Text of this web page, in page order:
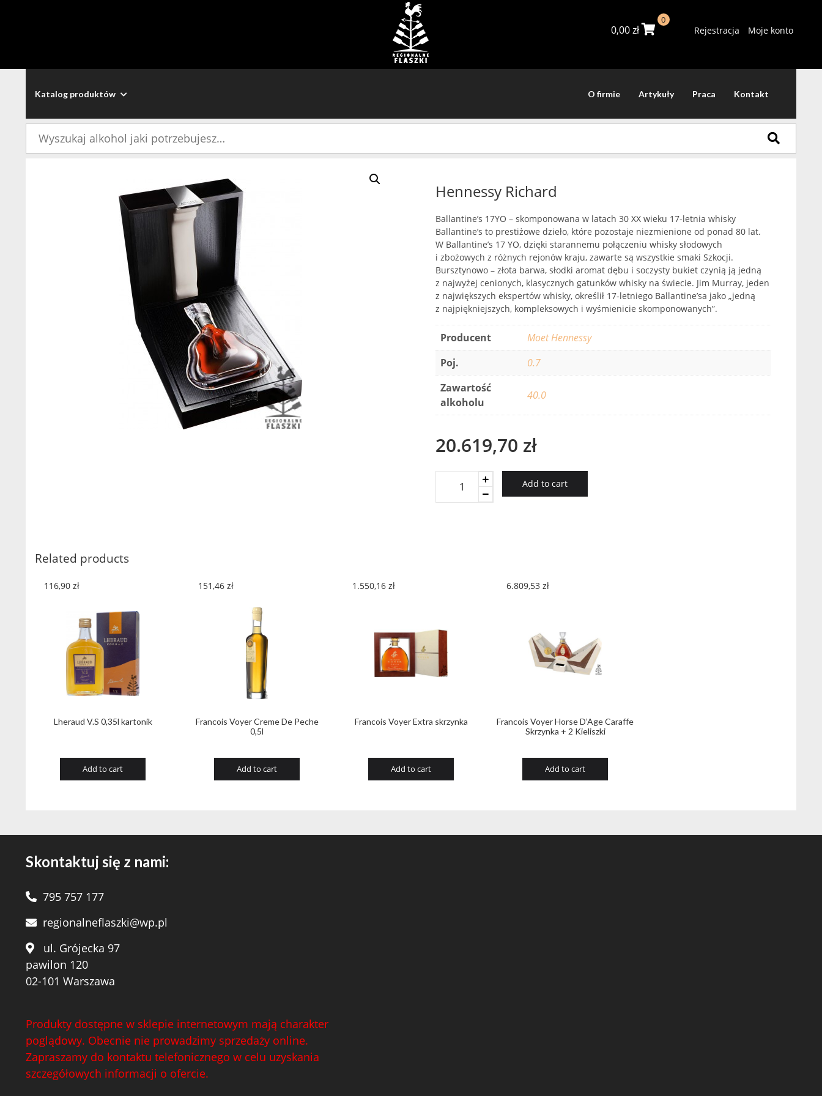
0,00zł
0
Rejestracja Moje konto
Katalog produktów O firmie Artykuły Praca Kontakt
Hennessy Richard
Ballantine’s 17YO – skomponowana w latach 30 XX wieku 17-letnia whisky
Ballantine’s to prestiżowe dzieło, które pozostaje niezmienione od ponad 80 lat.
W Ballantine’s 17 YO, dzięki starannemu połączeniu whisky słodowych
i zbożowych z różnych rejonów kraju, zawarte są wszystkie smaki Szkocji.
Bursztynowo – złota barwa, słodki aromat dębu i soczysty bukiet czynią ją jedną
z najwyżej cenionych, klasycznych gatunków whisky na świecie. Jim Murray, jeden
z największych ekspertów whisky, określił 17-letniego Ballantine’sa jako „jedną
z najpiękniejszych, kompleksowych i wyśmienicie skomponowanych”.
Producent
Moet Hennessy
Poj.
0.7
Zawartość
alkoholu
40.0
20.619,70 zł
Richard
Add to cart
Related products
Lheraud V.S 0,35l kartonik
116,90 zł
Add to cart
Francois Voyer Creme De Peche
0,5l
151,46 zł
Add to cart
Francois Voyer Extra skrzynka
1.550,16 zł
Add to cart
Francois Voyer Horse D’Age Caraffe
Skrzynka + 2 Kieliszki
6.809,53 zł
Add to cart
Skontaktuj się z nami:
795 757 177
regionalneflaszki@wp.pl
ul. Grójecka 97
pawilon 120
02-101 Warszawa
Produkty dostępne w sklepie internetowym mają charakter
poglądowy. Obecnie nie prowadzimy sprzedaży online.
Zapraszamy do kontaktu telefonicznego w celu uzyskania
szczegółowych informacji o ofercie.